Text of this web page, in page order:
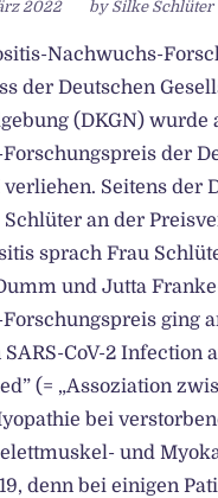
2022 by Silke Schlüter
Nachwuchs-
der Deutschen
(DKGN) wurde
der
Seitens der
an der
sprach Frau
und Jutta
ging
SARS-CoV-2
(= „Assoziation
bei
und
denn bei einigen